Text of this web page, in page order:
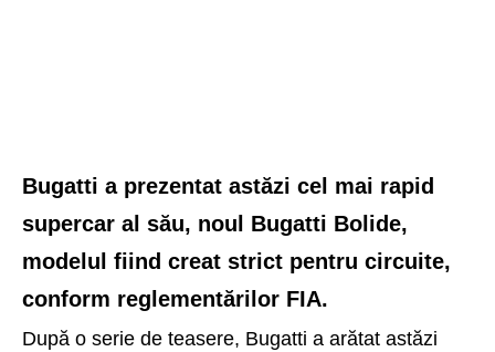
Bugatti a prezentat astăzi cel mai rapid
supercar al său, noul Bugatti Bolide,
modelul fiind creat strict pentru circuite,
conform reglementărilor FIA.
După o serie de teasere, Bugatti a arătat astăzi